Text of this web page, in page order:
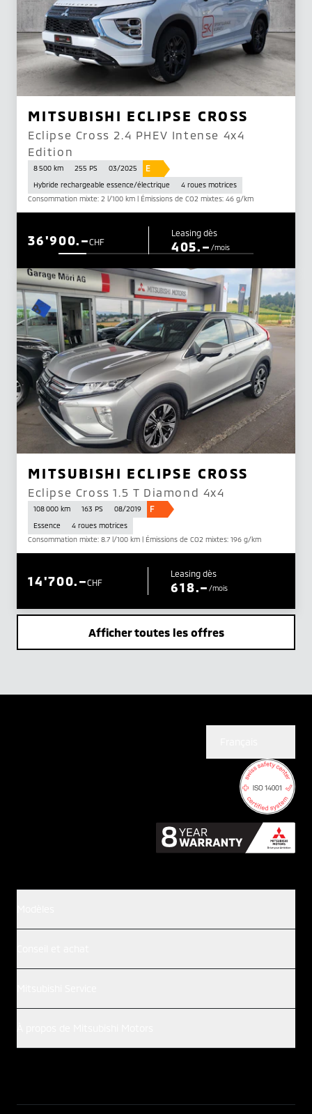
MITSUBISHI ECLIPSE CROSS
Eclipse Cross 2.4 PHEV Intense 4x4
Edition
8 500 km 255 PS 03/2025 E
Hybride rechargeable essence/électrique
4 roues motrices
Consommation mixte: 2 l/100 km | Émissions de CO2 mixtes: 46 g/km
CHF
36'900.– Leasing dès
405.– /mois
MITSUBISHI ECLIPSE CROSS
Eclipse Cross 1.5 T Diamond 4x4
108 000 km 163 PS 08/2019 F
Essence
4 roues motrices
Consommation mixte: 8.7 l/100 km | Émissions de CO2 mixtes: 196 g/km
CHF
14'700.– Leasing dès
618.–/mois
Afficher toutes les offres